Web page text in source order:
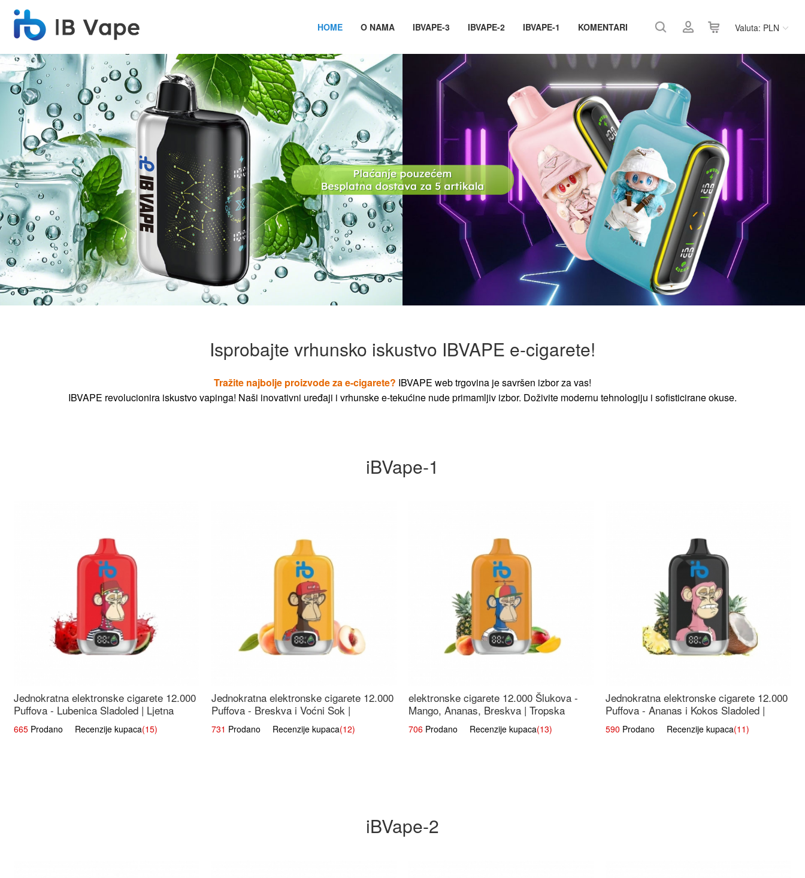
Valuta: PLN
HOME O NAMA IBVAPE-3 IBVAPE-2 IBVAPE-1 KOMENTARI
Isprobajte vrhunsko iskustvo IBVAPE e-cigarete!
Tražite najbolje proizvode za e-cigarete? IBVAPE web trgovina je savršen izbor za vas!
IBVAPE revolucionira iskustvo vapinga! Naši inovativni uređaji i vrhunske e-tekućine nude primamljiv izbor. Doživite modernu tehnologiju i sofisticirane okuse.
iBVape-1
Jednokratna elektronske cigarete 12.000
Puffova - Lubenica Sladoled | Ljetna
Desertna Aroma
665 Prodano Recenzije kupaca(15)
Jednokratna elektronske cigarete 12.000
Puffova - Breskva i Voćni Sok |
Osježavajuća Voćna Mješavina
731 Prodano Recenzije kupaca(12)
elektronske cigarete 12.000 Šlukova -
Mango, Ananas, Breskva | Tropska
Voćna Mješavina
706Prodano Recenzije kupaca(13)
Jednokratna elektronske cigarete 12.000
Puffova - Ananas i Kokos Sladoled |
Tropski Desert
590 Prodano Recenzije kupaca(11)
iBVape-2